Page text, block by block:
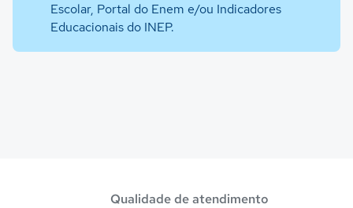
Escolar, Portal do Enem e/ou Indicadores
Educacionais do INEP.
Qualidade de atendimento